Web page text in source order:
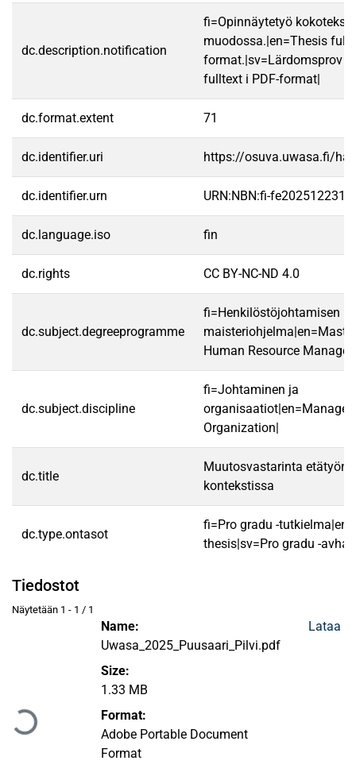
dc.description.notification
fi=Opinnäytetyö
muodossa.|en=Thesis
format.|sv=Lärdomsprov
fulltext i PDF-format|
dc.format.extent 71
dc.identifier.uri https://osuva.uwasa.fi/
dc.identifier.urn URN:NBN:fi-
dc.language.iso fin
dc.rights CC BY-NC-ND 4.0
dc.subject.degreeprogramme
fi=Henkilöstöjohtamisen
Human Resource
dc.subject.discipline
fi=Johtaminen ja
Organization|
dc.title
Muutosvastarinta etätyön
kontekstissa
dc.type.ontasot
fi=Pro gradu -
thesis|sv=Pro gradu -
Tiedostot
Näytetään 1 - 1 / 1
Ladataan...
Name:
Uwasa_2025_Puusaari_Pilvi.pdf
Size:
1.33 MB
Format:
Adobe Portable Document
Format
Lataa